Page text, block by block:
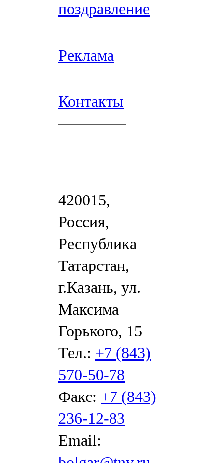
поздравление
Реклама
Контакты
420015,
Россия,
Республика
Татарстан,
г.Казань, ул.
Максима
Горького, 15
Тел.: +7 (843)
570-50-78
Факс: +7 (843)
236-12-83
Email: